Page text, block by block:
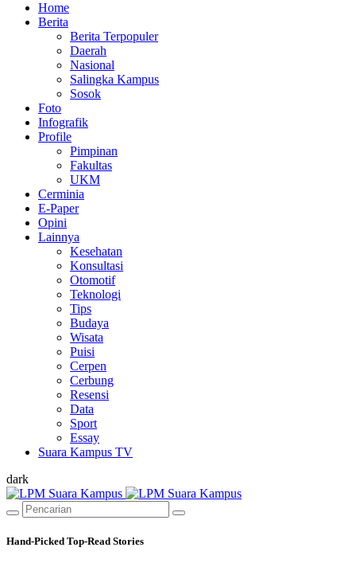
Home
Berita
Berita Terpopuler
Daerah
Nasional
Salingka Kampus
Sosok
Foto
Infografik
Profile
Pimpinan
Fakultas
UKM
Cerminia
E-Paper
Opini
Lainnya
Kesehatan
Konsultasi
Otomotif
Teknologi
Tips
Budaya
Wisata
Puisi
Cerpen
Cerbung
Resensi
Data
Sport
Essay
Suara Kampus TV
dark
Hand-Picked Top-Read Stories